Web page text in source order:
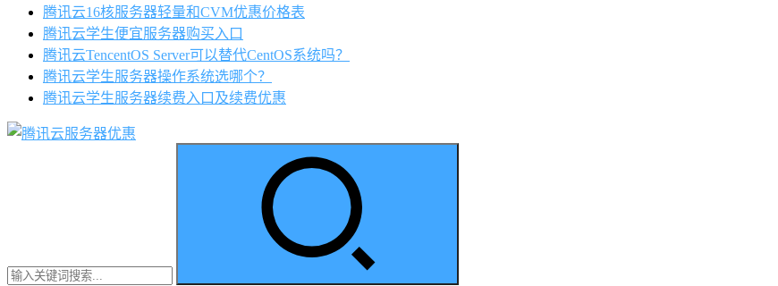
腾讯云16核服务器轻量和CVM优惠价格表
腾讯云学生便宜服务器购买入口
腾讯云TencentOS Server可以替代CentOS系统吗？
腾讯云学生服务器操作系统选哪个？
腾讯云学生服务器续费入口及续费优惠